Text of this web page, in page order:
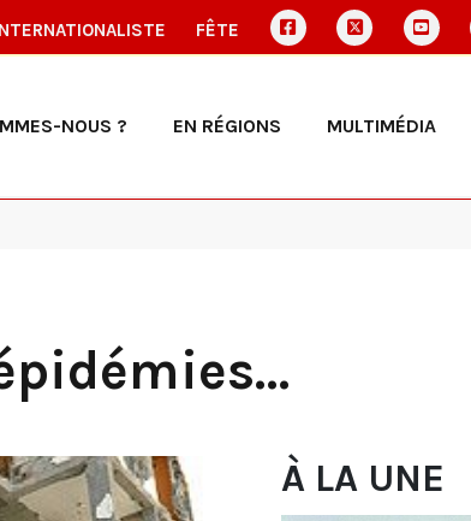
FÊTE
NOUS ? EN RÉGIONS MULTIMÉDIA
À LA UNE